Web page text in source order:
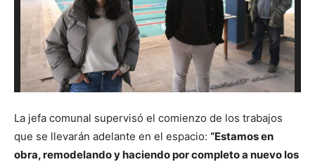
La jefa comunal supervisó el comienzo de los trabajos
que se llevarán adelante en el espacio: “Estamos en
obra, remodelando y haciendo por completo a nuevo los